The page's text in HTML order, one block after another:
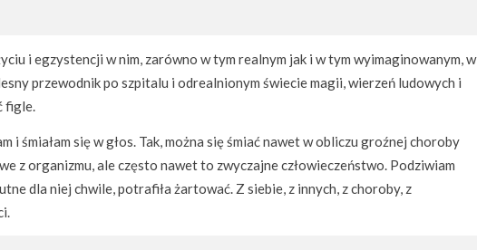
i egzystencji w nim, zarówno w tym realnym jak i w tym wyimaginowanym, w
przewodnik po szpitalu i odrealnionym świecie magii, wierzeń ludowych i
figle.
i śmiałam się w głos. Tak, można się śmiać nawet w obliczu groźnej choroby
z organizmu, ale często nawet to zwyczajne człowieczeństwo. Podziwiam
dla niej chwile, potrafiła żartować. Z siebie, z innych, z choroby, z